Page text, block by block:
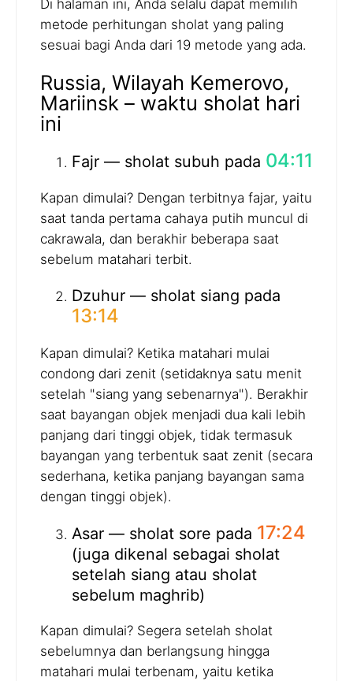
Di halaman ini, Anda selalu dapat memilih
metode perhitungan sholat yang paling
sesuai bagi Anda dari 19 metode yang ada.
Russia, Wilayah Kemerovo,
Mariinsk – waktu sholat hari
ini
Fajr — sholat subuh pada 04:11
Kapan dimulai? Dengan terbitnya fajar, yaitu
saat tanda pertama cahaya putih muncul di
cakrawala, dan berakhir beberapa saat
sebelum matahari terbit.
Dzuhur — sholat siang pada
13:14
Kapan dimulai? Ketika matahari mulai
condong dari zenit (setidaknya satu menit
setelah "siang yang sebenarnya"). Berakhir
saat bayangan objek menjadi dua kali lebih
panjang dari tinggi objek, tidak termasuk
bayangan yang terbentuk saat zenit (secara
sederhana, ketika panjang bayangan sama
dengan tinggi objek).
Asar — sholat sore pada 17:24
(juga dikenal sebagai sholat
setelah siang atau sholat
sebelum maghrib)
Kapan dimulai? Segera setelah sholat
sebelumnya dan berlangsung hingga
matahari mulai terbenam, yaitu ketika